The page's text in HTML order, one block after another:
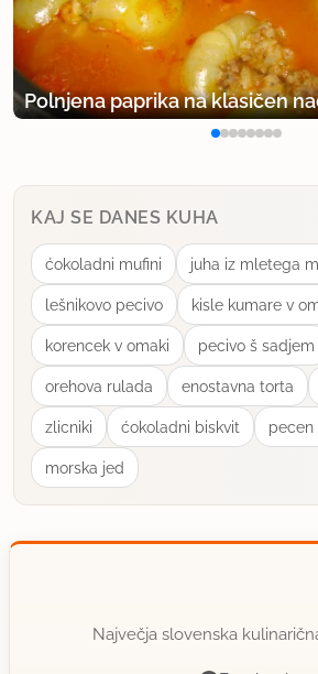
Polnjena paprika na klasičen
KAJ SE DANES KUHA
ćokoladni mufini juha iz mletega
lešnikovo pecivo kisle kumare v
korencek v omaki pecivo š sadjem
orehova rulada enostavna torta
zlicniki ćokoladni biskvit pecen
morska jed
Največja slovenska